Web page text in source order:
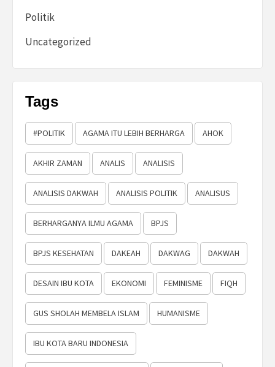
Politik
Uncategorized
Tags
#POLITIK AGAMA ITU LEBIH BERHARGA AHOK
AKHIR ZAMAN ANALIS ANALISIS
ANALISIS DAKWAH ANALISIS POLITIK ANALISUS
BERHARGANYA ILMU AGAMA BPJS
BPJS KESEHATAN DAKEAH DAKWAG DAKWAH
DESAIN IBU KOTA EKONOMI FEMINISME FIQH
GUS SHOLAH MEMBELA ISLAM HUMANISME
IBU KOTA BARU INDONESIA